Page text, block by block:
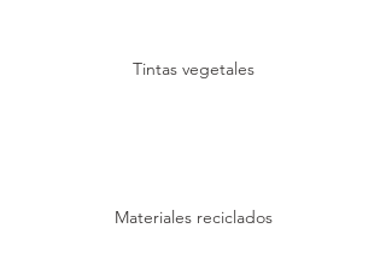
Tintas vegetales
Materiales reciclados